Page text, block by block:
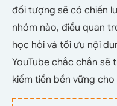
đối tượng sẽ có chiến
nhóm nào, điều quan
học hỏi và tối ưu nội
YouTube chắc chắn sẽ
kiếm tiền bền vững cho